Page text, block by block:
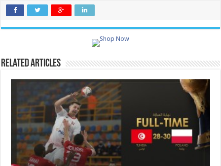
Related Articles